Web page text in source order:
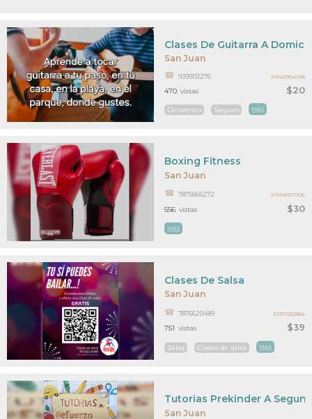
San Juan
$20
Clases De Guitarra A
9399151276
Dinamico Seguro MAS
470 vistas
PR43904108
San Juan
$30
Boxing Fitness
7875665272
MAS
556 vistas
PR34557006
San Juan
$39
Clases De Salsa
7876620489
Salsa Clases de salsa MAS
751 vistas
PR31532884
San Juan
Tutorias Prekinder A